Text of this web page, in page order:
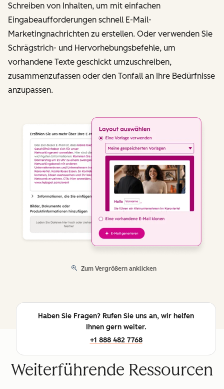
Schreiben von Inhalten, um mit einfachen
Eingabeaufforderungen schnell E-Mail-
Marketingnachrichten zu erstellen. Oder verwenden Sie
Schrägstrich- und Hervorhebungsbefehle, um
vorhandene Texte geschickt umzuschreiben,
zusammenzufassen oder den Tonfall an Ihre Bedürfnisse
anzupassen.
Zum Vergrößern anklicken
Haben Sie Fragen? Rufen Sie uns an, wir helfen
Ihnen gern weiter.
+1 888 482 7768
Weiterführende Ressourcen